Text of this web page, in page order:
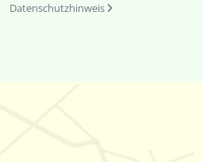
Datenschutzhinweis